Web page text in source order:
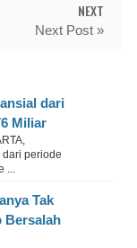
NEXT
Next Post »
dari
Miliar
periode
Tak
Bersalah